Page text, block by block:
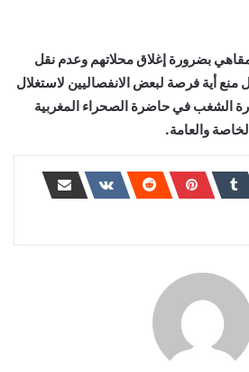
بضرورة إغلاق محلاتهم وعدم نقل
منع أية فرصة لبعض الانفصاليين لاستغلال
الشغب في حاضرة الصحراء المغربية
والعامة.